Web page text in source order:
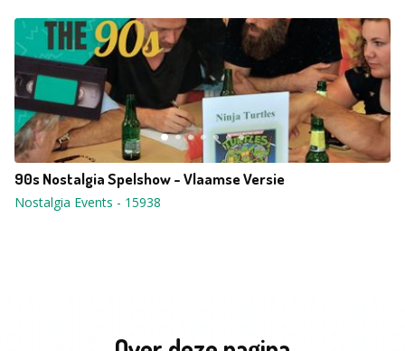
90s Nostalgia Spelshow - Vlaamse Versie
Nostalgia Events - 15938